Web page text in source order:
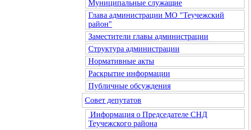
Муниципальные служащие
Глава администрации МО "Теучежский
район"
Заместители главы администрации
Структура администрации
Нормативные акты
Раскрытие информации
Публичные обсуждения
Совет депутатов
Информация о Председателе СНД
Теучежского района